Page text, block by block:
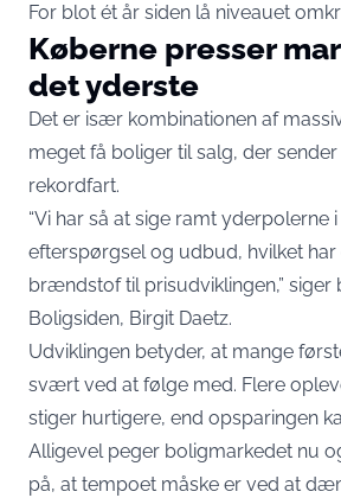
For blot ét år siden lå niveauet
Køberne presser
det yderste
Det er især kombinationen af
meget få boliger til salg, der
rekordfart.
“Vi har så at sige ramt yderpolerne
efterspørgsel og udbud, hvilket har
brændstof til prisudviklingen,” siger
Boligsiden, Birgit Daetz.
Udviklingen betyder, at mange
svært ved at følge med. Flere
stiger hurtigere, end opsparingen
Alligevel peger boligmarkedet nu
på, at tempoet måske er ved at